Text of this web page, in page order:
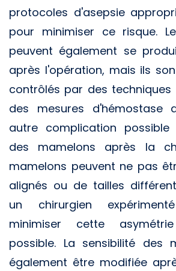
protocoles d'asepsie
pour minimiser ce risque.
peuvent également se
après l'opération, mais ils
contrôlés par des techniques
des mesures d'hémostase
autre complication possible
des mamelons après la
mamelons peuvent ne pas
alignés ou de tailles
un chirurgien
minimiser cette
possible. La sensibilité des
également être modifiée